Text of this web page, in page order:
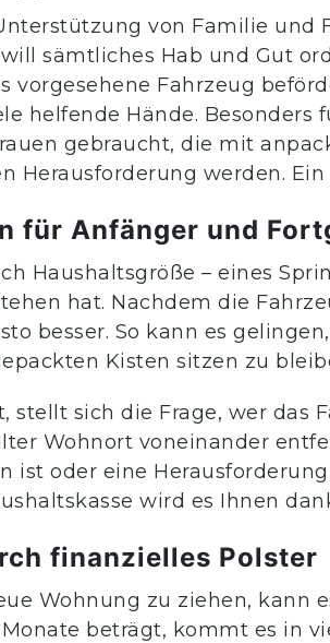
von Familie und
sämtliches Hab und Gut
vorgesehene Fahrzeug
helfende Hände.
gebraucht, die mit
Herausforderung werden.
für Anfänger und
Haushaltsgröße – eines
hat. Nachdem die
besser. So kann es
Kisten sitzen zu
stellt sich die Frage, wer das
Wohnort voneinander
ist oder eine
wird es Ihnen
finanzielles Polster
Wohnung zu ziehen,
beträgt, kommt es in